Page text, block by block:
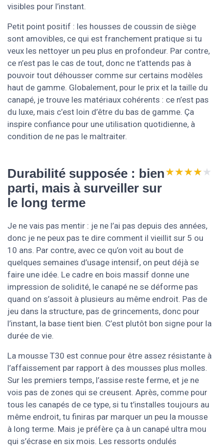
visibles pour l’instant.
Petit point positif : les housses de coussin de siège
sont amovibles, ce qui est franchement pratique si tu
veux les nettoyer un peu plus en profondeur. Par contre,
ce n’est pas le cas de tout, donc ne t’attends pas à
pouvoir tout déhousser comme sur certains modèles
haut de gamme. Globalement, pour le prix et la taille du
canapé, je trouve les matériaux cohérents : ce n’est pas
du luxe, mais c’est loin d’être du bas de gamme. Ça
inspire confiance pour une utilisation quotidienne, à
condition de ne pas le maltraiter.
Durabilité supposée : bien
parti, mais à surveiller sur
le long terme
★★★★★
★★★★★
Je ne vais pas mentir : je ne l’ai pas depuis des années,
donc je ne peux pas te dire comment il vieillit sur 5 ou
10 ans. Par contre, avec ce qu’on voit au bout de
quelques semaines d’usage intensif, on peut déjà se
faire une idée. Le cadre en bois massif donne une
impression de solidité, le canapé ne se déforme pas
quand on s’assoit à plusieurs au même endroit. Pas de
jeu dans la structure, pas de grincements, donc pour
l’instant, la base tient bien. C’est plutôt bon signe pour la
durée de vie.
La mousse T30 est connue pour être assez résistante à
l’affaissement par rapport à des mousses plus molles.
Sur les premiers temps, l’assise reste ferme, et je ne
vois pas de zones qui se creusent. Après, comme pour
tous les canapés de ce type, si tu t’installes toujours au
même endroit, tu finiras par marquer un peu la mousse
à long terme. Mais je préfère ça à un canapé ultra mou
qui s’écrase en six mois. Les ressorts ondulés